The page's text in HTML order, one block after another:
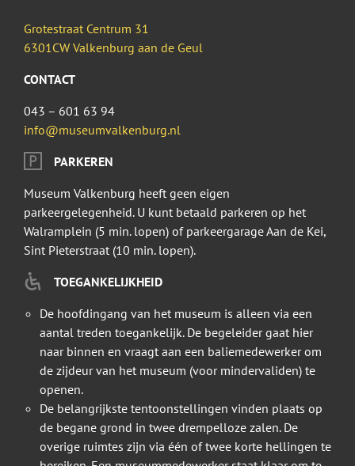
Grotestraat Centrum 31
6301CW Valkenburg aan de Geul
CONTACT
043 – 601 63 94
info@museumvalkenburg.nl
PARKEREN
Museum Valkenburg heeft geen eigen
parkeergelegenheid. U kunt betaald parkeren op het
Walramplein (5 min. lopen) of parkeergarage Aan de Kei,
Sint Pieterstraat (10 min. lopen).
TOEGANKELIJKHEID
De hoofdingang van het museum is alleen via een
aantal treden toegankelijk. De begeleider gaat hier
naar binnen en vraagt aan een baliemedewerker om
de zijdeur van het museum (voor mindervaliden) te
openen.
De belangrijkste tentoonstellingen vinden plaats op
de begane grond in twee drempelloze zalen. De
overige ruimtes zijn via één of twee korte hellingen te